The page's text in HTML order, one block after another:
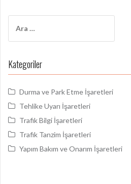
Kategoriler
Durma ve Park Etme İşaretleri
Tehlike Uyarı İşaretleri
Trafik Bilgi İşaretleri
Trafik Tanzim İşaretleri
Yapım Bakım ve Onarım İşaretleri